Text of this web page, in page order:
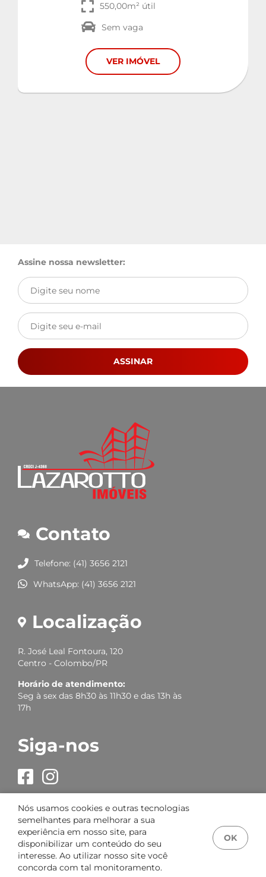
550,00m² útil
Sem vaga
VER IMÓVEL
Assine nossa newsletter:
ASSINAR
Nós usamos cookies e outras tecnologias
semelhantes para melhorar a sua
experiência em nosso site, para
disponibilizar um conteúdo do seu
interesse. Ao utilizar nosso site você
concorda com tal monitoramento.
OK
Contato
Telefone: (41) 3656 2121
WhatsApp: (41) 3656 2121
Localização
R. José Leal Fontoura, 120
Centro - Colombo/PR
Horário de atendimento:
Seg à sex das 8h30 às 11h30 e das 13h às
17h
Siga-nos
Lazarotto Imóveis © 2026. Creci J 4368. Todos os direitos
reservados.
SistemaCasaSoft- Feito pela